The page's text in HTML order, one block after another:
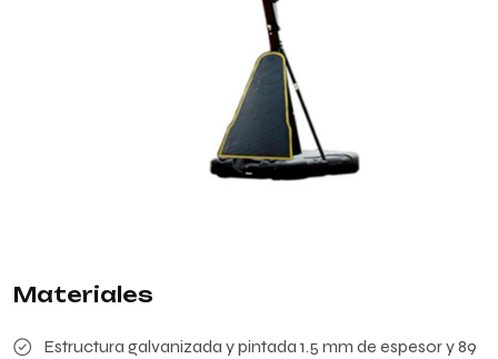
Materiales
Estructura galvanizada y pintada 1.5 mm de espesor y 89